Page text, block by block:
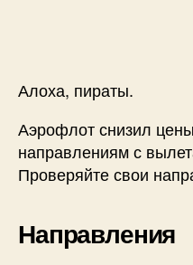
Алоха, пираты.
Аэрофлот снизил
направлениям с
Проверяйте свои
Направления